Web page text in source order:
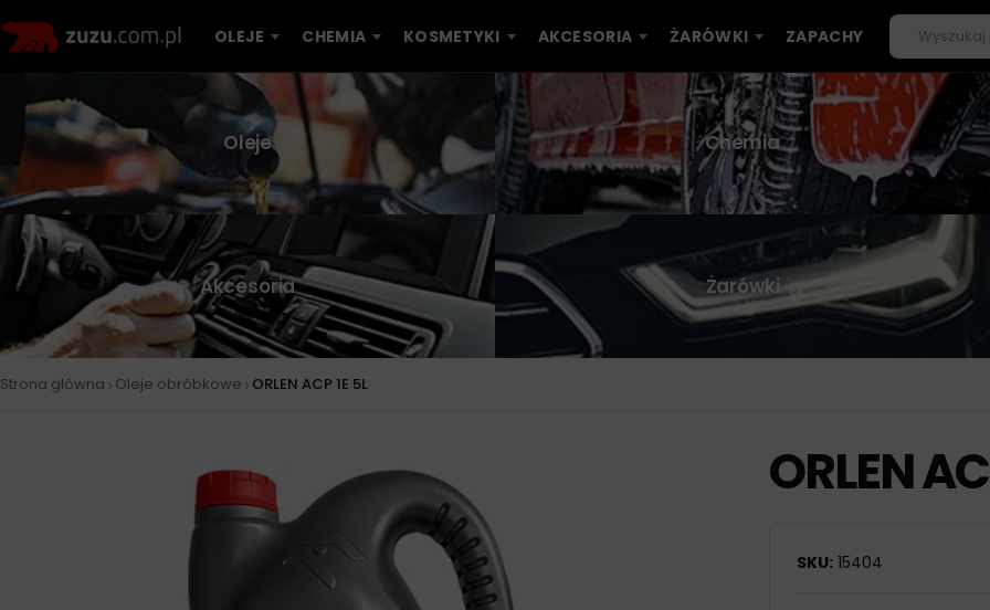
OLEJE CHEMIA KOSMETYKI AKCESORIA ŻARÓWKI ZAPACHY
Oleje Chemia
Akcesoria Żarówki
Strona główna › Oleje obróbkowe › ORLEN ACP 1E 5L
ORLEN
SKU: 15404